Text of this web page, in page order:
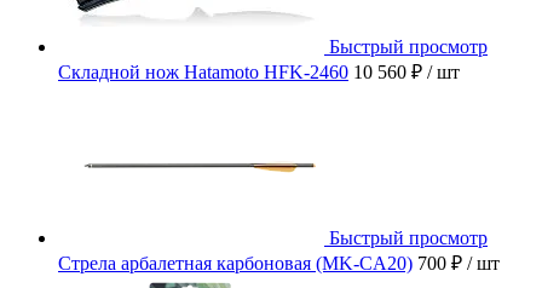
Быстрый просмотр
Складной нож Hatamoto HFK-2460 10 560 ₽ / шт
Быстрый просмотр
Стрела арбалетная карбоновая (MK-CA20) 700 ₽ / шт